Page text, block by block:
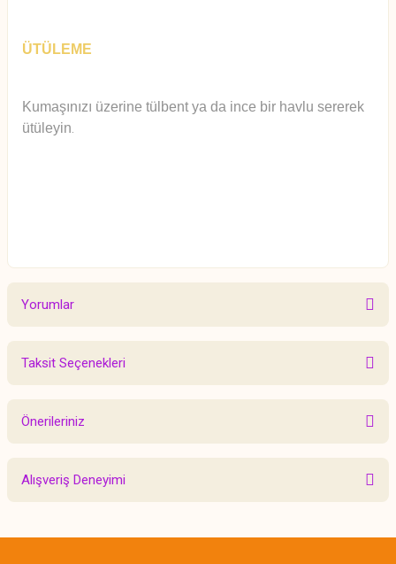
ÜTÜLEME
Kumaşınızı üzerine tülbent ya da ince bir havlu sererek
ütüleyin.
Yorumlar
Taksit Seçenekleri
Önerileriniz
Bu ürünün fiyat bilgisi, resim, ürün açıklamalarında ve diğer konularda
yetersiz gördüğünüz noktaları öneri formunu kullanarak tarafımıza
Alışveriş Deneyimi